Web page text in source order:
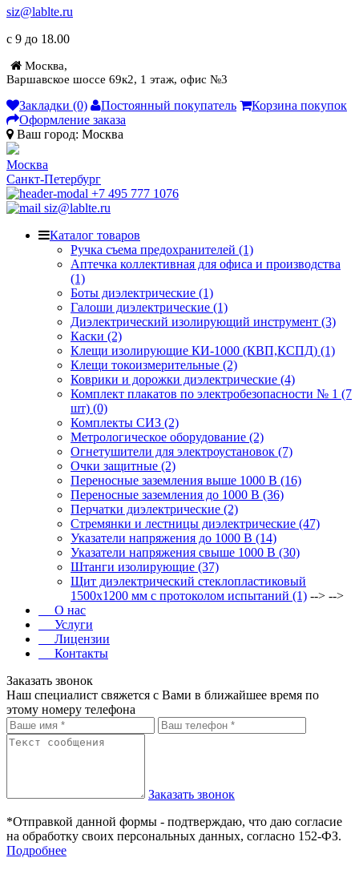
siz@lablte.ru
c 9 до 18.00
Москва,
Варшавское шоссе 69к2, 1 этаж, офис №3
Закладки (0) Постоянный покупатель
Корзина покупок
Оформление заказа
Ваш город: Москва
Москва
Санкт-Петербург
+7 495 777 1076
siz@lablte.ru
Каталог товаров
Ручка съема предохранителей (1)
Аптечка коллективная для офиса и производства
(1)
Боты диэлектрические (1)
Галоши диэлектрические (1)
Диэлектрический изолирующий инструмент (3)
Каски (2)
Клещи изолирующие КИ-1000 (КВП,КСПД) (1)
Клещи токоизмерительные (2)
Коврики и дорожки диэлектрические (4)
Комплект плакатов по электробезопасности № 1 (7
шт) (0)
Комплекты СИЗ (2)
Метрологическое оборудование (2)
Огнетушители для электроустановок (7)
Очки защитные (2)
Переносные заземления выше 1000 В (16)
Переносные заземления до 1000 В (36)
Перчатки диэлектрические (2)
Стремянки и лестницы диэлектрические (47)
Указатели напряжения до 1000 В (14)
Указатели напряжения свыше 1000 В (30)
Штанги изолирующие (37)
Щит диэлектрический стеклопластиковый
1500х1200 мм с протоколом испытаний (1) --> -->
О нас
Услуги
Лицензии
Контакты
Заказать звонок
Наш специалист свяжется с Вами в ближайшее время по
этому номеру телефона
Заказать звонок
*Отправкой данной формы - подтверждаю, что даю согласие
на обработку своих персональных данных, согласно 152-ФЗ.
Подробнее